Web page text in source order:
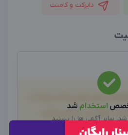
دایرکت و کامنت
و هر نوع پرداخت وجه، از
اطمینان حاصل نمایید.
نوع مسئولیتی در قبال
استخدام شد
سایر آگهی ها را ببینید